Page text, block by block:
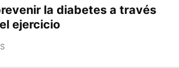
la diabetes a través
ejercicio